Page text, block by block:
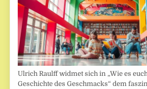
Ulrich Raulff widmet sich in „Wie es
Geschichte des Geschmacks“ dem